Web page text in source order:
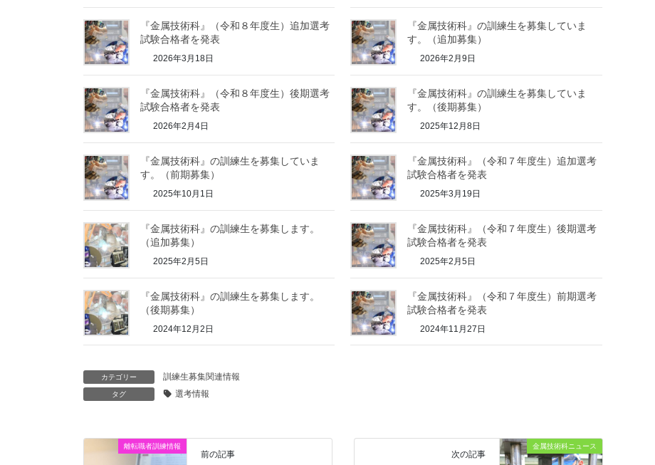
『金属技術科』（令和８年度生）追加選考
試験合格者を発表
2026年3月18日
『金属技術科』の訓練生を募集していま
す。（追加募集）
2026年2月9日
『金属技術科』（令和８年度生）後期選考
試験合格者を発表
2026年2月4日
『金属技術科』の訓練生を募集していま
す。（後期募集）
2025年12月8日
『金属技術科』の訓練生を募集していま
す。（前期募集）
2025年10月1日
『金属技術科』（令和７年度生）追加選考
試験合格者を発表
2025年3月19日
『金属技術科』の訓練生を募集します。
（追加募集）
2025年2月5日
『金属技術科』（令和７年度生）後期選考
試験合格者を発表
2025年2月5日
『金属技術科』の訓練生を募集します。
（後期募集）
2024年12月2日
『金属技術科』（令和７年度生）前期選考
試験合格者を発表
2024年11月27日
カテゴリー 訓練生募集関連情報
タグ 選考情報
離転職者訓練情報
前の記事
金属技術科ニュース
次の記事